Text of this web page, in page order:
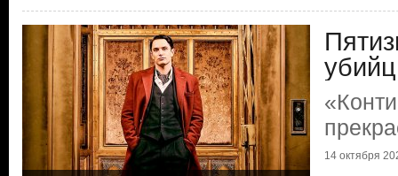
убийц
14 октября